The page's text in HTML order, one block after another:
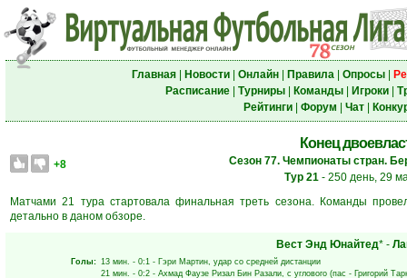
Главная| Новости| Онлайн| Правила| Опросы|
Расписание| Турниры| Команды| Игроки|
Рейтинги| Форум Чат|
Конец
+8
Сезон 77. Чемпионаты стран.
Тур 21- 250 день, 29
Матчами 21 тура стартовала финальная треть сезона. Команды
детально в даном обзоре.
Вест Энд Юнайтед* -
Голы: 13 мин. - 0:1 - Гэри Мартин, удар со средней дистанции
21 мин. - 0:2 - Ахмад Фаузе Ризал Бин Разали, с углового (пас - Григорий